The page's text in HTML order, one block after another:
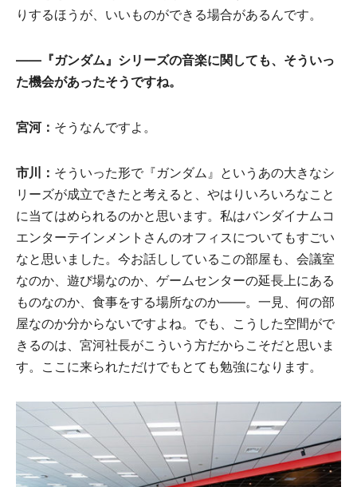
りするほうが、いいものができる場合があるんです。
――『ガンダム』シリーズの音楽に関しても、そういっ
た機会があったそうですね。
宮河： そうなんですよ。
市川： そういった形で『ガンダム』というあの大きなシ
リーズが成立できたと考えると、やはりいろいろなこと
に当てはめられるのかと思います。私はバンダイナムコ
エンターテインメントさんのオフィスについてもすごい
なと思いました。今お話ししているこの部屋も、会議室
なのか、遊び場なのか、ゲームセンターの延長上にある
ものなのか、食事をする場所なのか――。一見、何の部
屋なのか分からないですよね。でも、こうした空間がで
きるのは、宮河社長がこういう方だからこそだと思いま
す。ここに来られただけでもとても勉強になります。